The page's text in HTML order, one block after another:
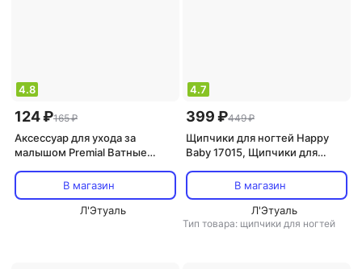
4.8
124 ₽165 ₽
Аксессуар для ухода за
малышом Premial Ватные
экстрактом ромашки мягкие
120шт
В магазин
Л'Этуаль
4.7
399 ₽449 ₽
Щипчики для ногтей Happy
Baby 17015, Щипчики для
новорожденных, книпсер,
клиппер для ногтей, темно-
В магазин
Л'Этуаль
Тип товара: щипчики для ногтей